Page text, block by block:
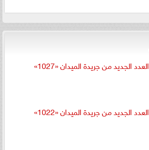
العدد الجديد من جريدة الميدان «1027»
العدد الجديد من جريدة الميدان «1022»